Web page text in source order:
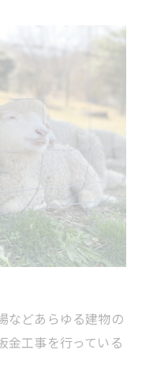
などあらゆる建物の
金工事を行っている